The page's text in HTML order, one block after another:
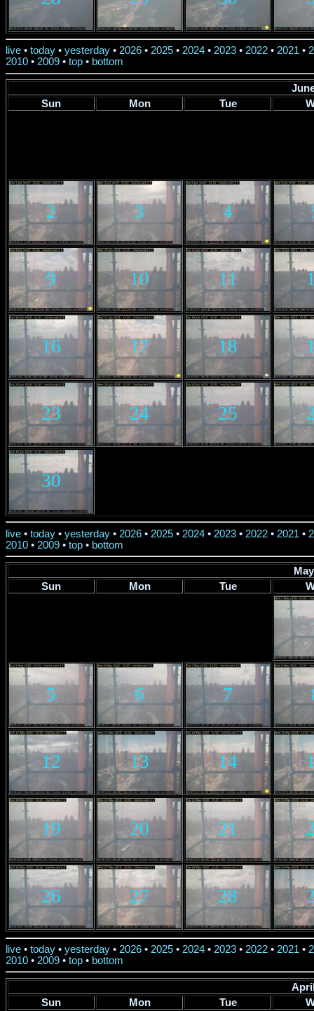
live • today • yesterday • 2026 • 2025 • 2024 • 2023 • 2022 • 2021 •
2010 • 2009 • top • bottom
Sun
Mon Tue
2 3 4
9 10 11
16 17 18
23 24 25
30
live • today • yesterday • 2026 • 2025 • 2024 • 2023 • 2022 • 2021 •
2010 • 2009 • top • bottom
Sun
Mon Tue
5 6 7
12 13 14
19 20 21
26 27 28
live • today • yesterday • 2026 • 2025 • 2024 • 2023 • 2022 • 2021 •
2010 • 2009 • top • bottom
Sun
Mon Tue